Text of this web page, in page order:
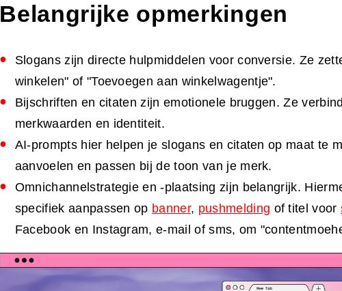
Belangrijke opmerkingen
Slogans zijn directe hulpmiddelen voor conversie. Ze
winkelen" of "Toevoegen aan winkelwagentje".
Bijschriften en citaten zijn emotionele bruggen. Ze
merkwaarden en identiteit.
AI-prompts hier helpen je slogans en citaten op maat te
aanvoelen en passen bij de toon van je merk.
Omnichannelstrategie en -plaatsing zijn belangrijk.
specifiek aanpassen op banner, pushmelding of titel voor
Facebook en Instagram, e-mail of sms, om